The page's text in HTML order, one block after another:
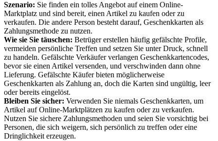
Szenario: Sie finden ein tolles Angebot auf einem Online-
Marktplatz und sind bereit, einen Artikel zu kaufen oder zu
verkaufen. Die andere Person besteht darauf, Geschenkkarten als
Zahlungsmethode zu nutzen.
Wie sie Sie täuschen: Betrüger erstellen häufig gefälschte Profile,
vermeiden persönliche Treffen und setzen Sie unter Druck, schnell
zu handeln. Gefälschte Verkäufer verlangen Geschenkkartencodes,
bevor sie einen Artikel versenden, und verschwinden dann ohne
Lieferung. Gefälschte Käufer bieten möglicherweise
Geschenkkarten als Zahlung an, doch die Karten sind ungültig, leer
oder bereits eingelöst.
Bleiben Sie sicher: Verwenden Sie niemals Geschenkkarten, um
Artikel auf Online-Marktplätzen zu kaufen oder zu verkaufen.
Nutzen Sie sichere Zahlungsmethoden und seien Sie vorsichtig bei
Personen, die sich weigern, sich persönlich zu treffen oder eine
Dringlichkeit erzeugen.